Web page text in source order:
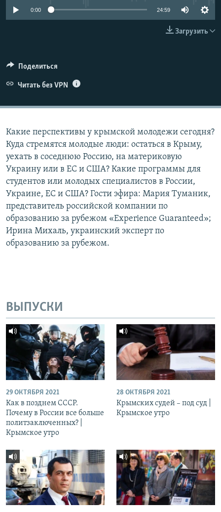
ПОБЕДИТЕЛЕЙ НЕ СУДЯТ?
УКРАИНСКАЯ ПРОБЛЕМА КРЫМА
ПРИСОЕДИНЯЙТЕСЬ!
0:00 24:59
Загрузить
Поделиться
Читать без VPN
Какие перспективы у крымской молодежи сегодня?
Куда стремятся молодые люди: остаться в Крыму,
уехать в соседнюю Россию, на материковую
Украину или в ЕС и США? Какие программы для
студентов или молодых специалистов в России,
Украине, ЕС и США? Гости эфира: Мария Туманик,
представитель российской компании по
образованию за рубежом «Experience Guaranteed»;
Ирина Михаль, украинский эксперт по
образованию за рубежом.
ВЫПУСКИ
29 ОКТЯБРЯ 2021
Как в позднем СССР.
Почему в России все больше
политзаключенных? |
Крымское утро
28 ОКТЯБРЯ 2021
Крымских судей – под суд |
Крымское утро